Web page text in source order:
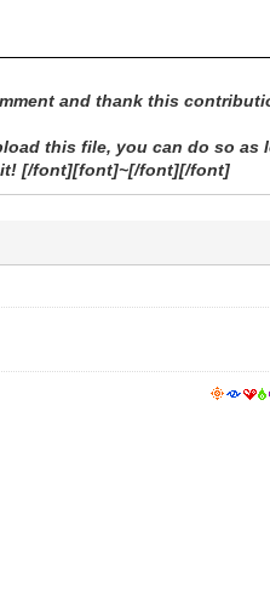
and thank this
this file, you can do so
[/font][font]~[/font][/font]